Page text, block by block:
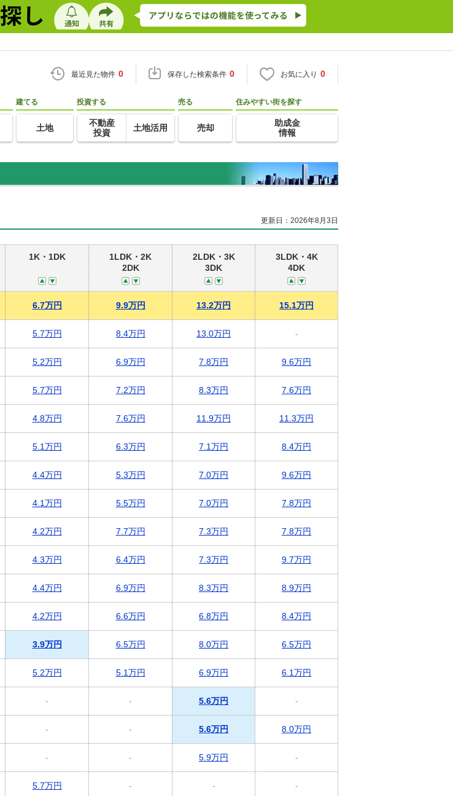
最近見た物件 0 保存した検索条件 0 お気に入り 0
建てる
土地
投資する
不動産
投資
土地活用
売る
売却
住みやすい街を探す
助成金
情報
更新日：2026年8月3日
1K・1DK
1LDK・2K
2DK
2LDK・3K
3DK
3LDK・4K
4DK
6.7万円 9.9万円 13.2万円 15.1万円
5.7万円 8.4万円 13.0万円 -
5.2万円 6.9万円 7.8万円 9.6万円
5.7万円 7.2万円 8.3万円 7.6万円
4.8万円 7.6万円 11.9万円 11.3万円
5.1万円 6.3万円 7.1万円 8.4万円
4.4万円 5.3万円 7.0万円 9.6万円
4.1万円 5.5万円 7.0万円 7.8万円
4.2万円 7.7万円 7.3万円 7.8万円
4.3万円 6.4万円 7.3万円 9.7万円
4.4万円 6.9万円 8.3万円 8.9万円
4.2万円 6.6万円 6.8万円 8.4万円
3.9万円 6.5万円 8.0万円 6.5万円
5.2万円 5.1万円 6.9万円 6.1万円
- - 5.6万円 -
- - 5.6万円 8.0万円
- - 5.9万円 -
5.7万円 - - -